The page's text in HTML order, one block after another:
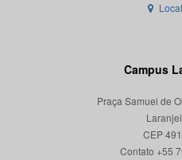
Campus
Praça Samuel de
CEP